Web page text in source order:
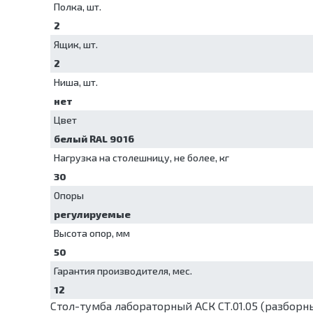
Полка, шт.
2
Ящик, шт.
2
Ниша, шт.
нет
Цвет
белый RAL 9016
Нагрузка на столешницу, не более, кг
30
Опоры
регулируемые
Высота опор, мм
50
Гарантия производителя, мес.
12
Стол-тумба лабораторный АСК СТ.01.05